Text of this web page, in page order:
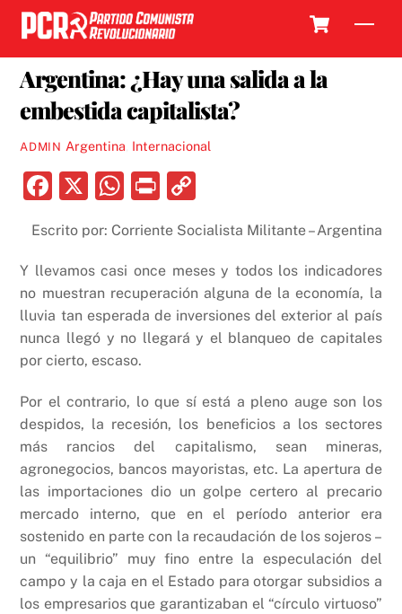
Skip
content
Argentina: ¿Hay una salida a la
embestida capitalista?
ADMIN Argentina Internacional
F
c
e
b
o
o
X
W
at
s
A
p
p
P
nt p
y
Li
n
Escrito por: Corriente Socialista Militante – Argentina
Y llevamos casi once meses y todos los indicadores
no muestran recuperación alguna de la economía, la
lluvia tan esperada de inversiones del exterior al país
nunca llegó y no llegará y el blanqueo de capitales
por cierto, escaso.
Por el contrario, lo que sí está a pleno auge son los
despidos, la recesión, los beneficios a los sectores
más rancios del capitalismo, sean mineras,
agronegocios, bancos mayoristas, etc. La apertura de
las importaciones dio un golpe certero al precario
mercado interno, que en el período anterior era
sostenido en parte con la recaudación de los sojeros –
un “equilibrio” muy fino entre la especulación del
campo y la caja en el Estado para otorgar subsidios a
los empresarios que garantizaban el “círculo virtuoso”